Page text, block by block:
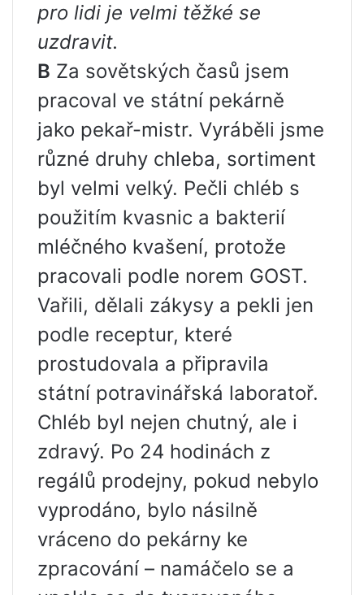
pro lidi je velmi těžké se
uzdravit.
В Za sovětských časů jsem
pracoval ve státní pekárně
jako pekař-mistr. Vyráběli jsme
různé druhy chleba, sortiment
byl velmi velký. Pečli chléb s
použitím kvasnic a bakterií
mléčného kvašení, protože
pracovali podle norem GOST.
Vařili, dělali zákysy a pekli jen
podle receptur, které
prostudovala a připravila
státní potravinářská laboratoř.
Chléb byl nejen chutný, ale i
zdravý. Po 24 hodinách z
regálů prodejny, pokud nebylo
vyprodáno, bylo násilně
vráceno do pekárny ke
zpracování – namáčelo se a